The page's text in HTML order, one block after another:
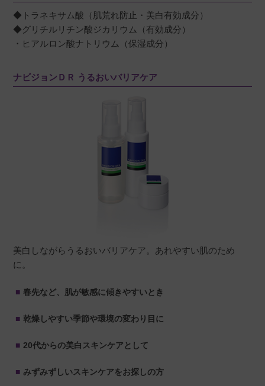
◆トラネキサム酸（肌荒れ防止・美白有効成分）
◆グリチルリチン酸ジカリウム（有効成分）
・ヒアルロン酸ナトリウム（保湿成分）
ナビジョンＤＲ うるおいバリアケア
美白しながらうるおいバリアケア。あれやすい肌のため
に。
春先など、肌が敏感に傾きやすいとき
乾燥しやすい季節や環境の変わり目に
20代からの美白スキンケアとして
みずみずしいスキンケアをお探しの方